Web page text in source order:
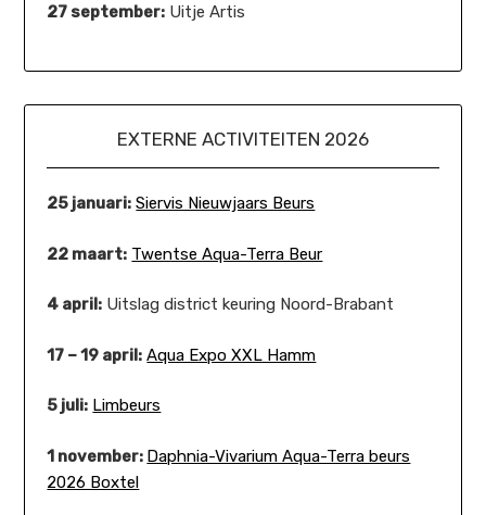
27 september: Uitje Artis
EXTERNE ACTIVITEITEN 2026
25 januari: Siervis Nieuwjaars Beurs
22 maart: Twentse Aqua-Terra Beur
4 april: Uitslag district keuring Noord-Brabant
17 – 19 april: Aqua Expo XXL Hamm
5 juli: Limbeurs
1 november: Daphnia-Vivarium Aqua-Terra beurs
2026 Boxtel